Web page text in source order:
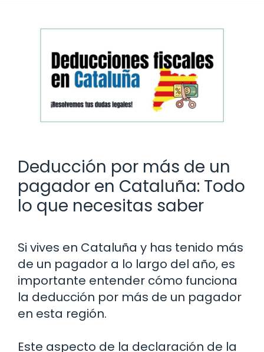
Deducción por más de un
pagador en Cataluña: Todo
lo que necesitas saber
Si vives en Cataluña y has tenido más
de un pagador a lo largo del año, es
importante entender cómo funciona
la deducción por más de un pagador
en esta región.
Este aspecto de la declaración de la